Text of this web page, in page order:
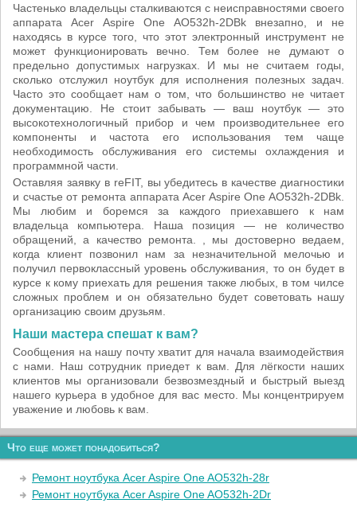
Частенько владельцы сталкиваются с неисправностями своего
аппарата Acer Aspire One AO532h-2DBk внезапно, и не
находясь в курсе того, что этот электронный инструмент не
может функционировать вечно. Тем более не думают о
предельно допустимых нагрузках. И мы не считаем годы,
сколько отслужил ноутбук для исполнения полезных задач.
Часто это сообщает нам о том, что большинство не читает
документацию. Не стоит забывать — ваш ноутбук — это
высокотехнологичный прибор и чем производительнее его
компоненты и частота его использования тем чаще
необходимость обслуживания его системы охлаждения и
программной части.
Оставляя заявку в reFIT, вы убедитесь в качестве диагностики
и счастье от ремонта аппарата Acer Aspire One AO532h-2DBk.
Мы любим и боремся за каждого приехавшего к нам
владельца компьютера. Наша позиция — не количество
обращений, а качество ремонта. , мы достоверно ведаем,
когда клиент позвонил нам за незначительной мелочью и
получил первоклассный уровень обслуживания, то он будет в
курсе к кому приехать для решения также любых, в том чилсе
сложных проблем и он обязательно будет советовать нашу
организацию своим друзьям.
Наши мастера спешат к вам?
Сообщения на нашу почту хватит для начала взаимодействия
с нами. Наш сотрудник приедет к вам. Для лёгкости наших
клиентов мы организовали безвозмездный и быстрый выезд
нашего курьера в удобное для вас место. Мы концентрируем
уважение и любовь к вам.
Что еще может понадобиться?
Ремонт ноутбука Acer Aspire One AO532h-28r
Ремонт ноутбука Acer Aspire One AO532h-2Dr